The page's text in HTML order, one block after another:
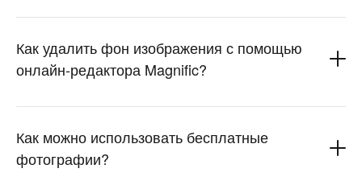
Как удалить фон изображения с помощью
онлайн-редактора Magnific?
Как можно использовать бесплатные
фотографии?